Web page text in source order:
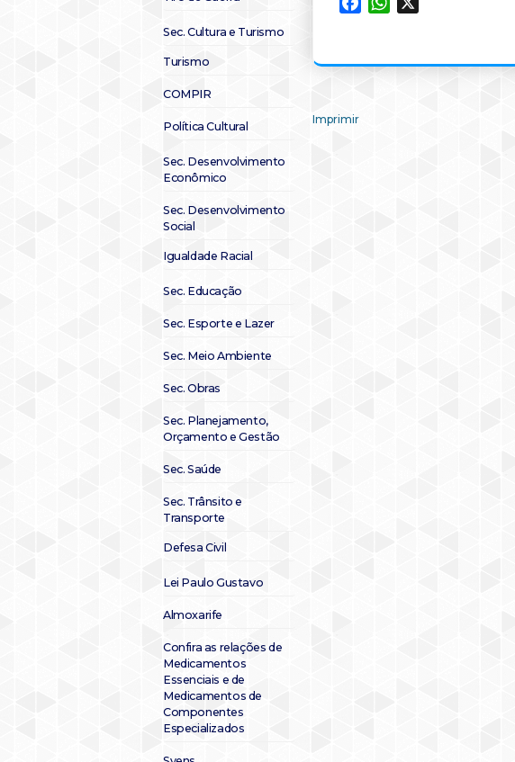
Sec. Cultura e Turismo
Turismo
COMPIR
Política Cultural
Sec. Desenvolvimento
Econômico
Sec. Desenvolvimento
Social
Igualdade Racial
Sec. Educação
Sec. Esporte e Lazer
Sec. Meio Ambiente
Sec. Obras
Sec. Planejamento,
Orçamento e Gestão
Sec. Saúde
Sec. Trânsito e
Transporte
Defesa Civil
Lei Paulo Gustavo
Almoxarife
Confira as relações de
Medicamentos
Essenciais e de
Medicamentos de
Componentes
Especializados
Imprimir